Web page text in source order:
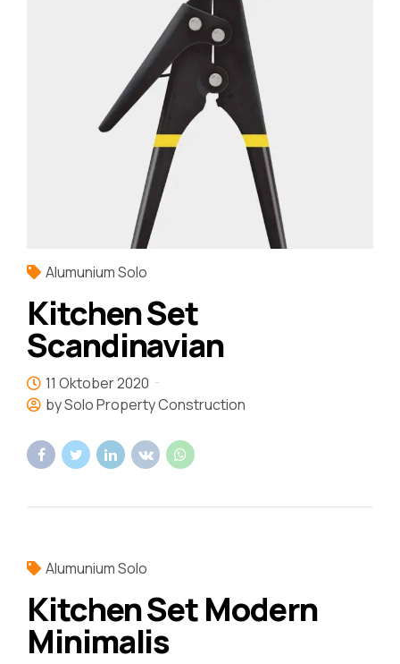
Alumunium Solo
Kitchen Set
Scandinavian
11 Oktober 2020
by Solo Property Construction
Alumunium Solo
Kitchen Set Modern
Minimalis